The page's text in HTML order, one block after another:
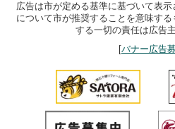
広告は市が定める基準に基づいて表
について市が推奨することを意味す
する一切の責任は広告
[バナー広告